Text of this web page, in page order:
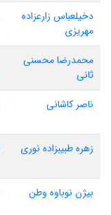
دخیلعباس زارعزاده
مهریزی
محمدرضا محسنی
ثانی
ناصر کاشانی
زهره طبیبزاده نوری
بیژن نوباوه وطن